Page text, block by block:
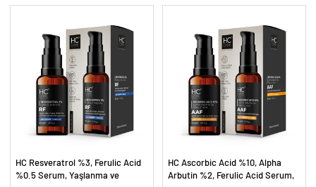
HC Resveratrol %3, Ferulic Acid
%0.5 Serum, Yaşlanma ve
HC Ascorbic Acid %10, Alpha
Arbutin %2, Ferulic Acid Serum,